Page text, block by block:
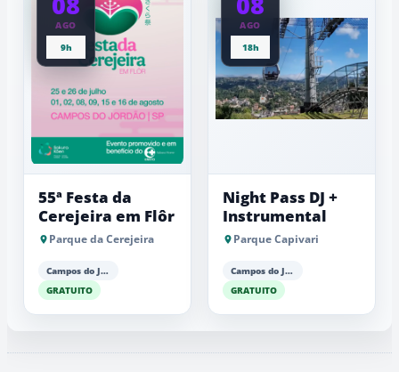
AGO
9h
55ª Festa da
Cerejeira em Flôr
Parque da Cerejeira
Campos do Jordão
GRATUITO
AGO
18h
Night Pass DJ +
Instrumental
Parque Capivari
Campos do Jordão
GRATUITO